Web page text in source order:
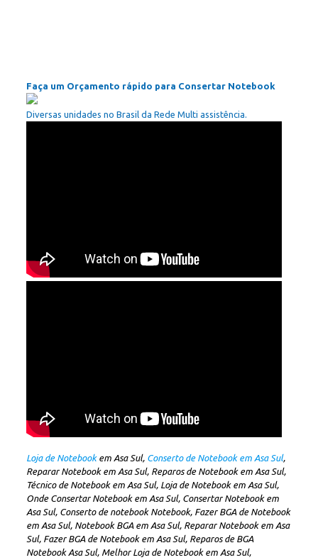
Faça um Orçamento rápido para Consertar Notebook
Diversas unidades no Brasil da Rede Multi assistência.
Loja de Notebookem Asa Sul, Conserto de Notebook em Asa Sul,
Reparar Notebook em Asa Sul, Reparos de Notebook em Asa Sul,
Técnico de Notebook em Asa Sul, Loja de Notebook em Asa Sul,
Onde Consertar Notebook em Asa Sul, Consertar Notebook em
Asa Sul, Conserto de notebook Notebook, Fazer BGA de Notebook
em Asa Sul, Notebook BGA em Asa Sul, Reparar Notebook em Asa
Sul, Fazer BGA de Notebook em Asa Sul, Reparos de BGA
Notebook Asa Sul, Melhor Loja de Notebook em Asa Sul,